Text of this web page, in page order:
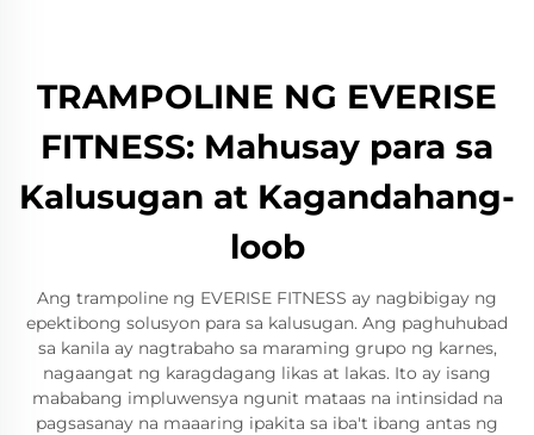
TRAMPOLINE NG EVERISE
FITNESS: Mahusay para sa
Kalusugan at Kagandahang-
loob
Ang trampoline ng EVERISE FITNESS ay nagbibigay ng
epektibong solusyon para sa kalusugan. Ang paghuhubad
sa kanila ay nagtrabaho sa maraming grupo ng karnes,
nagaangat ng karagdagang likas at lakas. Ito ay isang
mababang impluwensya ngunit mataas na intinsidad na
pagsasanay na maaaring ipakita sa iba't ibang antas ng